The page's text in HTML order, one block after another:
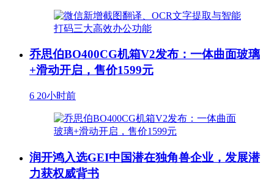
乔思伯BO400CG机箱V2发布：一体曲面玻璃
+滑动开启，售价1599元
6 20小时前
润开鸿入选GEI中国潜在独角兽企业，发展潜
力获权威背书